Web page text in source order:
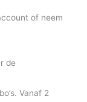
of neem
de
Vanaf 2